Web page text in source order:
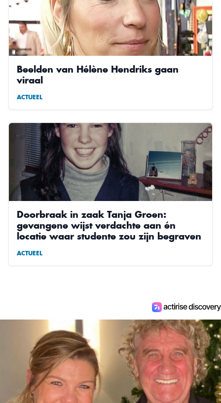
Beelden van Hélène Hendriks gaan
viraal
ACTUEEL
Doorbraak in zaak Tanja Groen:
gevangene wijst verdachte aan én
locatie waar studente zou zijn begraven
ACTUEEL